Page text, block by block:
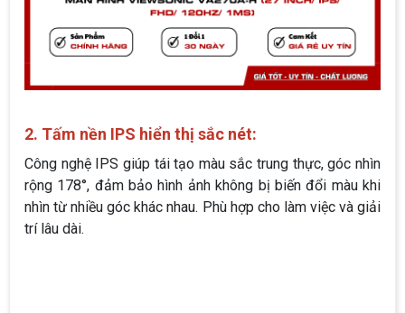
2. Tấm nền IPS hiển thị sắc nét:
Công nghệ IPS giúp tái tạo màu sắc trung thực, góc nhìn
rộng 178°, đảm bảo hình ảnh không bị biến đổi màu khi
nhìn từ nhiều góc khác nhau. Phù hợp cho làm việc và giải
trí lâu dài.